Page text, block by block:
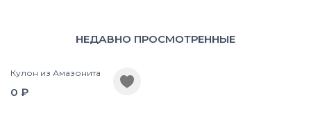
НЕДАВНО ПРОСМОТРЕННЫЕ
Кулон из Амазонита
0 ₽